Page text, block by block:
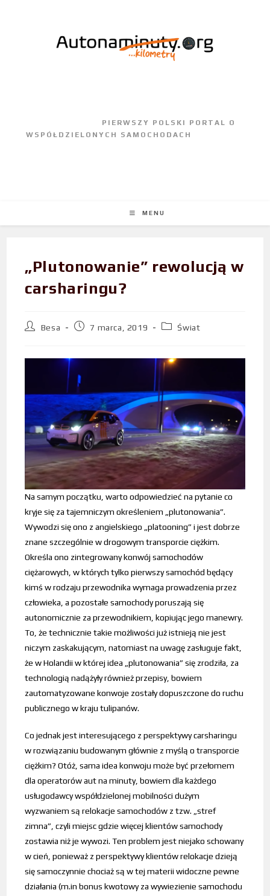
MENU
„Plutonowanie” rewolucją w
carsharingu?
Besa 7 marca, 2019 Świat
Na samym początku, warto odpowiedzieć na pytanie co
kryje się za tajemniczym określeniem „plutonowania”.
Wywodzi się ono z angielskiego „platooning” i jest dobrze
znane szczególnie w drogowym transporcie ciężkim.
Określa ono zintegrowany konwój samochodów
ciężarowych, w których tylko pierwszy samochód będący
kimś w rodzaju przewodnika wymaga prowadzenia przez
człowieka, a pozostałe samochody poruszają się
autonomicznie za przewodnikiem, kopiując jego manewry.
To, że technicznie takie możliwości już istnieją nie jest
niczym zaskakującym, natomiast na uwagę zasługuje fakt,
że w Holandii w której idea „plutonowania” się zrodziła, za
technologią nadążyły również przepisy, bowiem
zautomatyzowane konwoje zostały dopuszczone do ruchu
publicznego w kraju tulipanów.
Co jednak jest interesującego z perspektywy carsharingu
w rozwiązaniu budowanym głównie z myślą o transporcie
ciężkim? Otóż, sama idea konwoju może być przełomem
dla operatorów aut na minuty, bowiem dla każdego
usługodawcy współdzielonej mobilności dużym
wyzwaniem są relokacje samochodów z tzw. „stref
zimna”, czyli miejsc gdzie więcej klientów samochody
zostawia niż je wywozi. Ten problem jest niejako schowany
w cień, ponieważ z perspektywy klientów relokacje dzieją
się samoczynnie chociaż są w tej materii widoczne pewne
działania (m.in bonus kwotowy za wywiezienie samochodu